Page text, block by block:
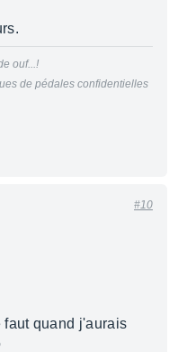
ouf...!
de pédales confidentielles
#10
quand j'aurais